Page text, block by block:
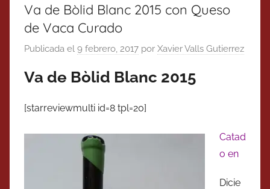
Va de Bòlid Blanc 2015 con Queso
de Vaca Curado
Publicada el 9 febrero, 2017 por Xavier Valls Gutierrez
Va de Bòlid Blanc 2015
[starreviewmulti id=8 tpl=20]
Catad
o en
Dicie